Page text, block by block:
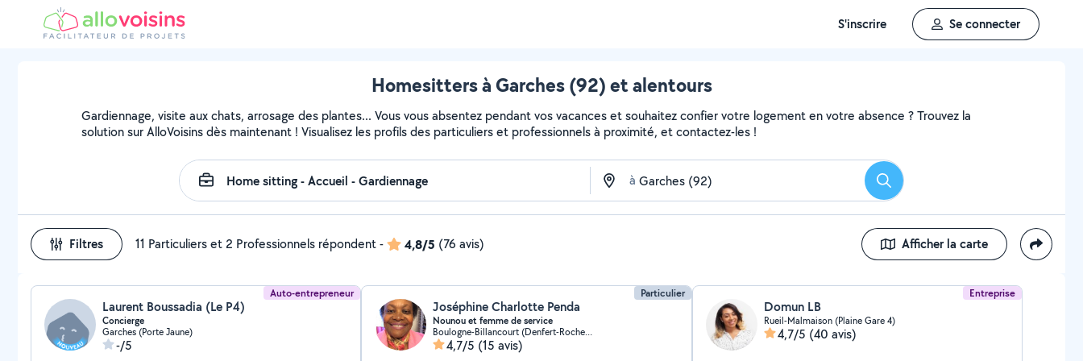
S'inscrire Se connecter
Homesitters à Garches (92) et alentours
Gardiennage, visite aux chats, arrosage des plantes... Vous vous absentez pendant vos vacances et souhaitez confier votre logement en votre absence ? Trouvez la
solution sur AlloVoisins dès maintenant ! Visualisez les profils des particuliers et professionnels à proximité, et contactez-les !
à Rechercher
Filtres 11 Particuliers et 2 Professionnels répondent- 4,8/5 (76 avis) Afficher la carte
Auto-entrepreneur
Laurent Boussadia (Le P4)
Concierge
Garches (Porte Jaune)
-/5
Particulier
Joséphine Charlotte Penda
Nounou et femme de service
Boulogne-Billancourt (Denfert-Rochereau 6)
4,7/5 (15 avis)
Entreprise
Domun LB
Rueil-Malmaison (Plaine Gare 4)
4,7/5 (40 avis)